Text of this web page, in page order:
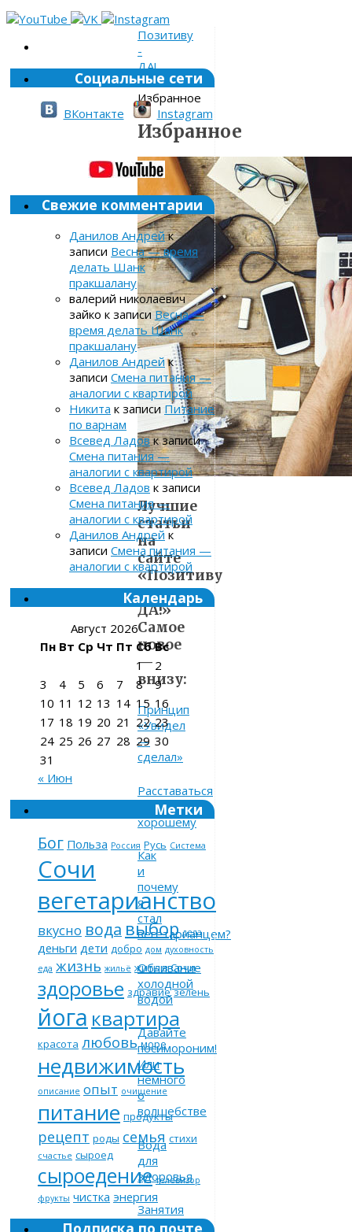
Позитиву
-
ДА!
»
Избранное
Избранное
Лучшие
статьи
на
сайте
«Позитиву
—
ДА!»
Самое
новое
—
внизу:
Принцип
«Увидел
—
сделал»
Расставаться
хорошему
Как
и
почему
я
стал
вегетарианцем?
Обливание
холодной
водой
Давайте
посимороним!
Или
немного
о
волшебстве
Вода
для
здоровья
Занятия
йогой
Социальные сети
ВКонтакте Instagram
Свежие комментарии
Данилов Андрейк
записи Весна — время
делать Шанк
пракшалану
валерий николаевич
зайко к записиВесна —
время делать Шанк
пракшалану
Данилов Андрейк
записи Смена питания —
аналогии с квартирой
Никита к записи Питание
по варнам
Всевед Ладовк записи
Смена питания —
аналогии с квартирой
Всевед Ладов к записи
Смена питания —
аналогии с квартирой
Данилов Андрей к
записи Смена питания —
аналогии с квартирой
Календарь
Август 2026
Пн Вт Ср Чт Пт Сб Вс
1
2
3
4 5 6 7 8
9
10 11 12 13 14 15 16
17 18 19 20 21 22 23
24 25 26 27 28 29 30
31
« Июн
Метки
Бог Польза Россия Русь Система
Сочи
вегетарианство
вкусно вода выбор дела
деньги дети добро дом духовность
еда жизнь жильё жить в Сочи
здоровье здравие зелень
йога квартира
красота любовь море
недвижимость
описание опыт очищение
питание продукты
рецепт роды семья стихи
счастье сыроед
сыроедение телевизор
фрукты чистка энергия
Подписка по почте